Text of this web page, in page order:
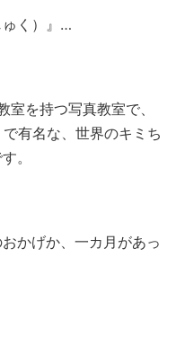
ゅく）』…
を持つ写真教室で、
有名な、世界のキミち
。
かげか、一カ月があっ